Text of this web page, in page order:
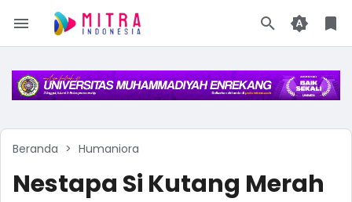
Beranda Humaniora
Nestapa Si Kutang Merah